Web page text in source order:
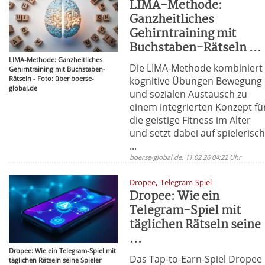
LIMA-Methode: Ganzheitliches
Gehirntraining mit Buchstaben-
Rätseln - Foto: über boerse-
global.de
LIMA-Methode:
Ganzheitliches
Gehirntraining mit
Buchstaben-Rätseln ...
Die LIMA-Methode kombiniert
kognitive Übungen Bewegung
und sozialen Austausch zu
einem integrierten Konzept
die geistige Fitness im Alter
und setzt dabei auf
...
boerse-global.de, 11.02.26 04:22 Uhr
Dropee: Wie ein Telegram-Spiel mit
täglichen Rätseln seine Spieler
Dropee,Telegram-Spiel
Dropee: Wie ein
Telegram-Spiel mit
täglichen Rätseln seine
...
Das Tap-to-Earn-Spiel Dropee